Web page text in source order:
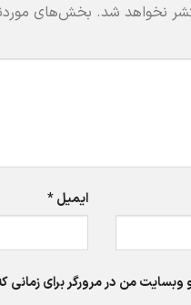
نخواهد شد. بخش‌های
ایمیل*
وبسایت من در مرورگر برای